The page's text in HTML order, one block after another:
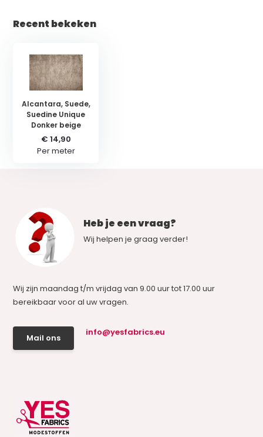
Recent bekeken
Alcantara, Suede,
Suedine Unique
Donker beige
€ 14,90
Per meter
Heb je een vraag?
Wij helpen je graag verder!
Wij zijn maandag t/m vrijdag van 9.00 uur tot 17.00 uur
bereikbaar voor al uw vragen.
Mail ons
info@yesfabrics.eu